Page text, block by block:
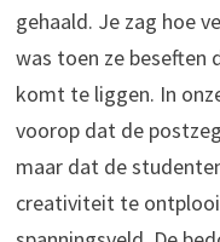
gehaald. Je zag hoe
was toen ze beseften
komt te liggen. In
voorop dat de
maar dat de
creativiteit te